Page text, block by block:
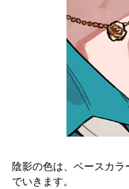
陰影の色は、ベースカ
でいきます。